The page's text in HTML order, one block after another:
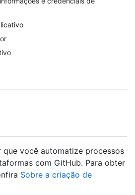
você automatize processos
com GitHub. Para obter
Sobre a criação de